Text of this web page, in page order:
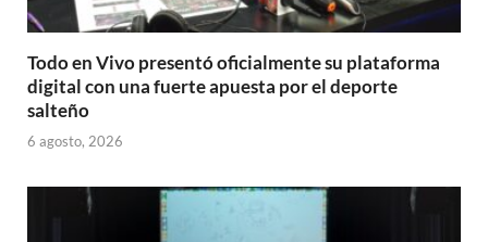
Todo en Vivo presentó oficialmente su plataforma
digital con una fuerte apuesta por el deporte
salteño
6 agosto, 2026